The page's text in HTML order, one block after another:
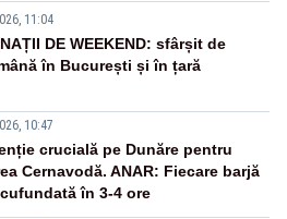
11:04
DE WEEKEND: sfârșit de
în București și în țară
10:47
crucială pe Dunăre pentru
Cernavodă. ANAR: Fiecare barjă
în 3-4 ore